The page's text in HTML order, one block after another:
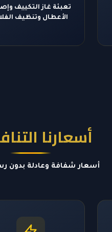
تعبئة غاز التكييف
الأعطال وتنظيف
أسعارنا
أسعار شفافة وعادلة بدون